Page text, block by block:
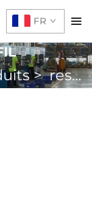
FR
>ressort personnalisé